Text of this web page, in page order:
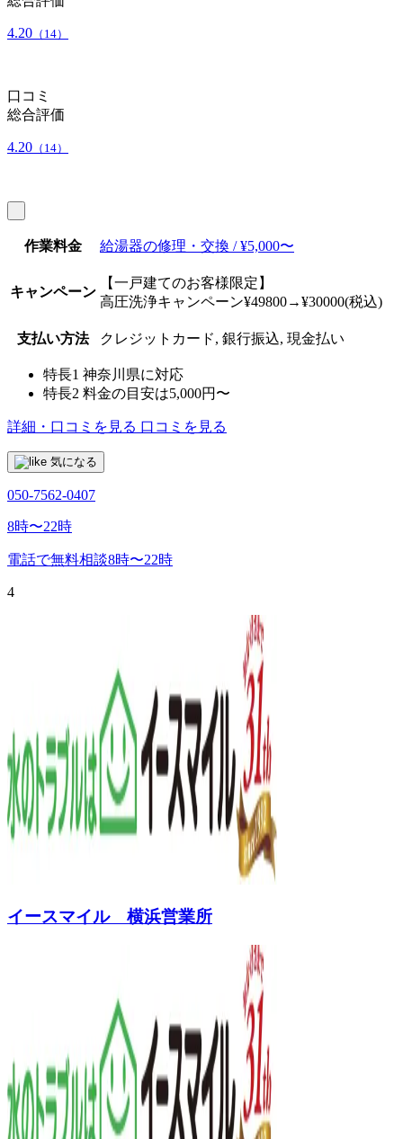
4.20 （14）
口コミ
総合評価
4.20 （14）
作業料金 給湯器の修理・交換 / ¥5,000〜
キャンペーン
【一戸建てのお客様限定】
高圧洗浄キャンペーン¥49800→¥30000(税込)
支払い方法 クレジットカード, 銀行振込, 現金払い
特長1 神奈川県に対応
特長2 料金の目安は5,000円〜
詳細・口コミを見る 口コミを見る
気になる
050-7562-0407
8時〜22時
電話で無料相談8時〜22時
4
イースマイル 横浜営業所